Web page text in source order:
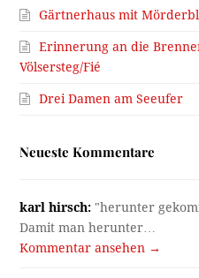
Gärtnerhaus mit
Erinnerung an die
Völsersteg/Fié
Drei Damen am Seeufer
Neueste Kommentare
karl hirsch: "herunter
Damit man herunter…
Kommentar ansehen →